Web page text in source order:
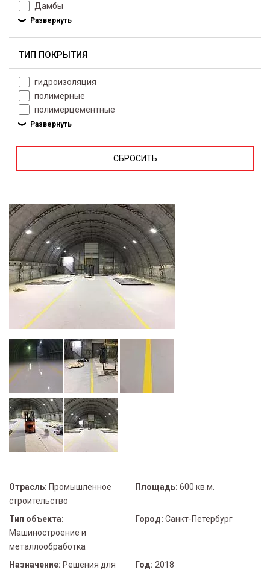
Дамбы
ТИП ПОКРЫТИЯ
гидроизоляция
полимерные
полимерцементные
СБРОСИТЬ
Отрасль: Промышленное
строительство
Площадь: 600 кв.м.
Тип объекта:
Машиностроение и
металлообработка
Город: Санкт-Петербург
Назначение: Решения для
Год: 2018